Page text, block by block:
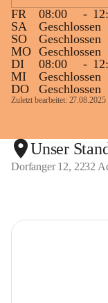
sein.
Die OMV Austria ist
Bevölkerung
technisch notwendige
kurz wie möglich zu
Glück Auf!
FR
08:00 -
SA
Geschlossen
SO
Geschlossen
MO Geschlossen
DI
08:00 -
MI
Geschlossen
DO
Geschlossen
Zuletzt bearbeitet: 27.08.2025
Unser
Dorfanger 12, 2232